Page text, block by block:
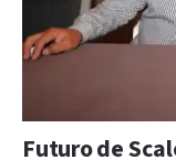
Futuro de